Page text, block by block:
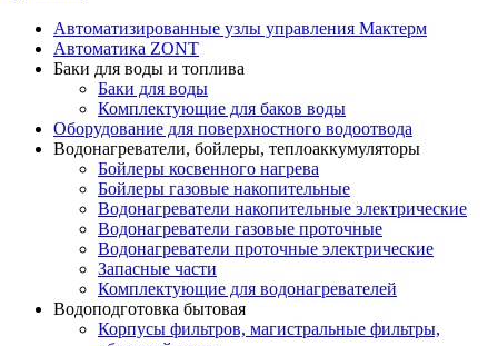
Автоматизированные узлы управления Мактерм
Автоматика ZONT
Баки для воды и топлива
Баки для воды
Комплектующие для баков воды
Оборудование для поверхностного водоотвода
Водонагреватели, бойлеры, теплоаккумуляторы
Бойлеры косвенного нагрева
Бойлеры газовые накопительные
Водонагреватели накопительные электрические
Водонагреватели газовые проточные
Водонагреватели проточные электрические
Запасные части
Комплектующие для водонагревателей
Водоподготовка бытовая
Корпусы фильтров, магистральные фильтры,